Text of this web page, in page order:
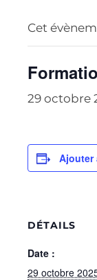
Cet
29 octobre
Ajouter
DÉTAILS
Date :
29 octobre